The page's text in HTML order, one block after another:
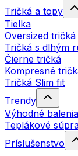
Tričká a topy
Tielka
Oversized tričká
Tričká s dlhým
Čierne tričká
Kompresné
Tričká Slim fit
Trendy
Výhodné balenia
Teplákové
Príslušenstvo